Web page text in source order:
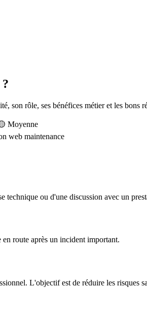
son rôle, ses bénéfices métier et les bons
Moyenne
web maintenance
ou d'une discussion avec un
route après un incident important.
L'objectif est de réduire les risques